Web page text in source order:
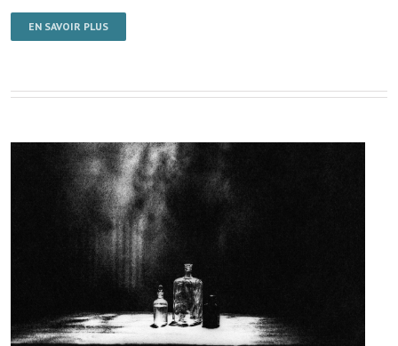
EN SAVOIR PLUS